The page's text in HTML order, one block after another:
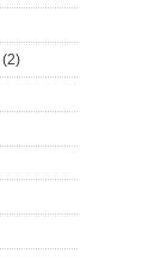
(2)